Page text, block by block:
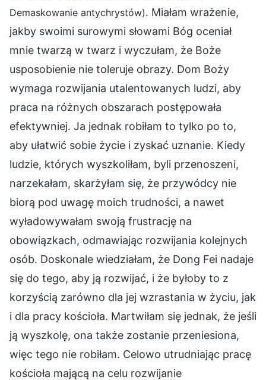
Demaskowanie antychrystów). Miałam wrażenie,
jakby swoimi surowymi słowami Bóg oceniał
mnie twarzą w twarz i wyczułam, że Boże
usposobienie nie toleruje obrazy. Dom Boży
wymaga rozwijania utalentowanych ludzi, aby
praca na różnych obszarach postępowała
efektywniej. Ja jednak robiłam to tylko po to,
aby ułatwić sobie życie i zyskać uznanie. Kiedy
ludzie, których wyszkoliłam, byli przenoszeni,
narzekałam, skarżyłam się, że przywódcy nie
biorą pod uwagę moich trudności, a nawet
wyładowywałam swoją frustrację na
obowiązkach, odmawiając rozwijania kolejnych
osób. Doskonale wiedziałam, że Dong Fei nadaje
się do tego, aby ją rozwijać, i że byłoby to z
korzyścią zarówno dla jej wzrastania w życiu, jak
i dla pracy kościoła. Martwiłam się jednak, że jeśli
ją wyszkolę, ona także zostanie przeniesiona,
więc tego nie robiłam. Celowo utrudniając pracę
kościoła mającą na celu rozwijanie